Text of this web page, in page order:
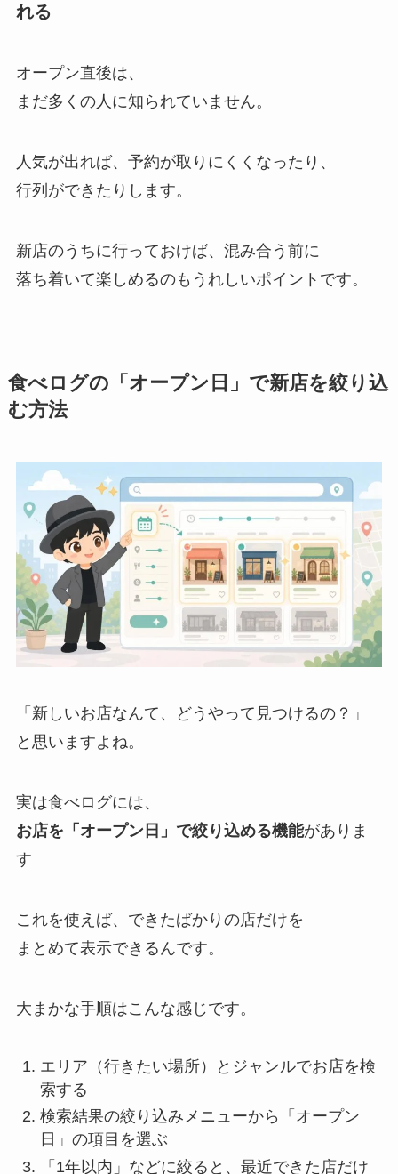
れる
オープン直後は、
まだ多くの人に知られていません。
人気が出れば、予約が取りにくくなったり、
行列ができたりします。
新店のうちに行っておけば、混み合う前に
落ち着いて楽しめるのもうれしいポイントです。
食べログの「オープン日」で新店を絞り込
む方法
「新しいお店なんて、どうやって見つけるの？」
と思いますよね。
実は食べログには、
お店を「オープン日」で絞り込める機能がありま
す
これを使えば、できたばかりの店だけを
まとめて表示できるんです。
大まかな手順はこんな感じです。
エリア（行きたい場所）とジャンルでお店を検
索する
検索結果の絞り込みメニューから「オープン
日」の項目を選ぶ
「1年以内」などに絞ると、最近できた店だけ